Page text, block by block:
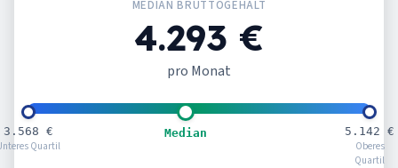
MEDIAN BRUTTOGEHALT
4.293 €
pro Monat
3.568 €
Quartil
Median
5.142 €
Oberes
Quartil